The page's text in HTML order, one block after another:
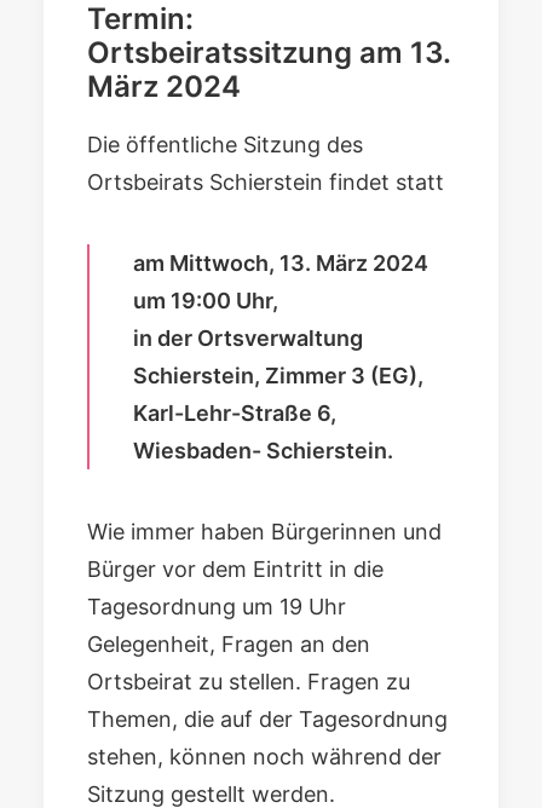
Termin:
Ortsbeiratssitzung am 13.
März 2024
Die öffentliche Sitzung des
Ortsbeirats Schierstein findet statt
am Mittwoch, 13. März 2024
um 19:00 Uhr,
in der Ortsverwaltung
Schierstein, Zimmer 3 (EG),
Karl-Lehr-Straße 6,
Wiesbaden- Schierstein.
Wie immer haben Bürgerinnen und
Bürger vor dem Eintritt in die
Tagesordnung um 19 Uhr
Gelegenheit, Fragen an den
Ortsbeirat zu stellen. Fragen zu
Themen, die auf der Tagesordnung
stehen, können noch während der
Sitzung gestellt werden.